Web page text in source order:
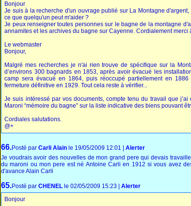
Bonjour
Je suis à la recherche d'un ouvrage publié sur La Montagne
ce que quelqu'un peut m'aider ?
Je peux renseigner toutes personnes sur le bagne de la montagne
annamites et les archives du bagne sur Cayenne. Cordialement merci
Le webmaster
Bonjour,
Malgré mes recherches je n'ai rien trouve de spécifique sur la
d’environs 300 bagnards en 1853, après avoir évacué les
camp sera évacué en 1864, puis réoccupé partiellement en
fermeture définitive en 1929. Tout cela reste à vérifier...
Je suis intéressé par vos documents, compte tenu du travail que
Maroni “mémoire du bagne” sur la liste indicative des biens pouvant
Cordiales salutations.
@+
66.Posté par Carli Alain le 19/05/2009 12:01
Alerter
Je voudrais avoir des nouvelles de mon grand pere qui devais
du maroni ou mon pere est né Antoine Carli en 1912 si vous avez
d'avance Alain Carli
65.Posté par CHENEL le 02/05/2009 15:23
Alerter
Bonjour